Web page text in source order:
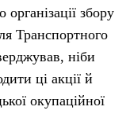
збору
Транспортного
ніби
ці акції й
окупаційної